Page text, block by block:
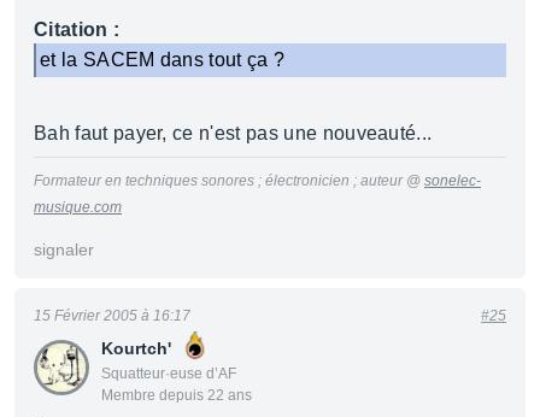
Citation :
et la SACEM dans tout ça ?
Bah faut payer, ce n'est pas une nouveauté...
Formateur en techniques sonores ; électronicien ; auteur @ sonelec-
musique.com
signaler
Kourtch'
Squatteur·euse d’AF
Membre depuis 22 ans
15 Février 2005 à 16:17 #25